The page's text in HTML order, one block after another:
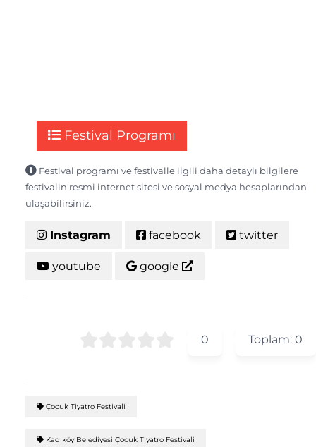
Festival Programı
Festival programı ve festivalle ilgili daha detaylı bilgilere
festivalin resmi internet sitesi ve sosyal medya hesaplarından
ulaşabilirsiniz.
Instagram facebook twitter
youtube google
0 Toplam: 0
Çocuk Tiyatro Festivali
Kadıköy Belediyesi Çocuk Tiyatro Festivali